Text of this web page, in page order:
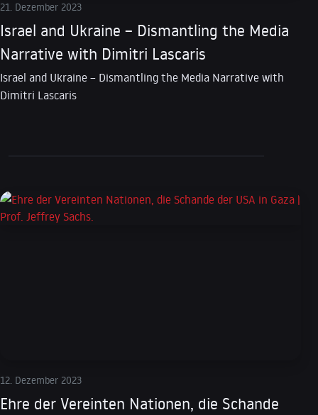
21. Dezember 2023
Israel and Ukraine – Dismantling the Media
Narrative with Dimitri Lascaris
Israel and Ukraine – Dismantling the Media Narrative with
Dimitri Lascaris
12. Dezember 2023
Ehre der Vereinten Nationen, die Schande